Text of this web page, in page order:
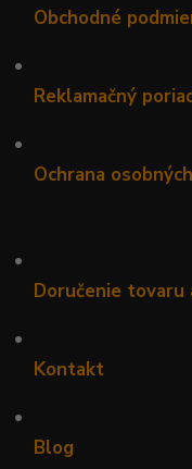
Obchodné
•
Reklamačný
•
Ochrana
•
Doručenie tovaru
•
Kontakt
•
Blog